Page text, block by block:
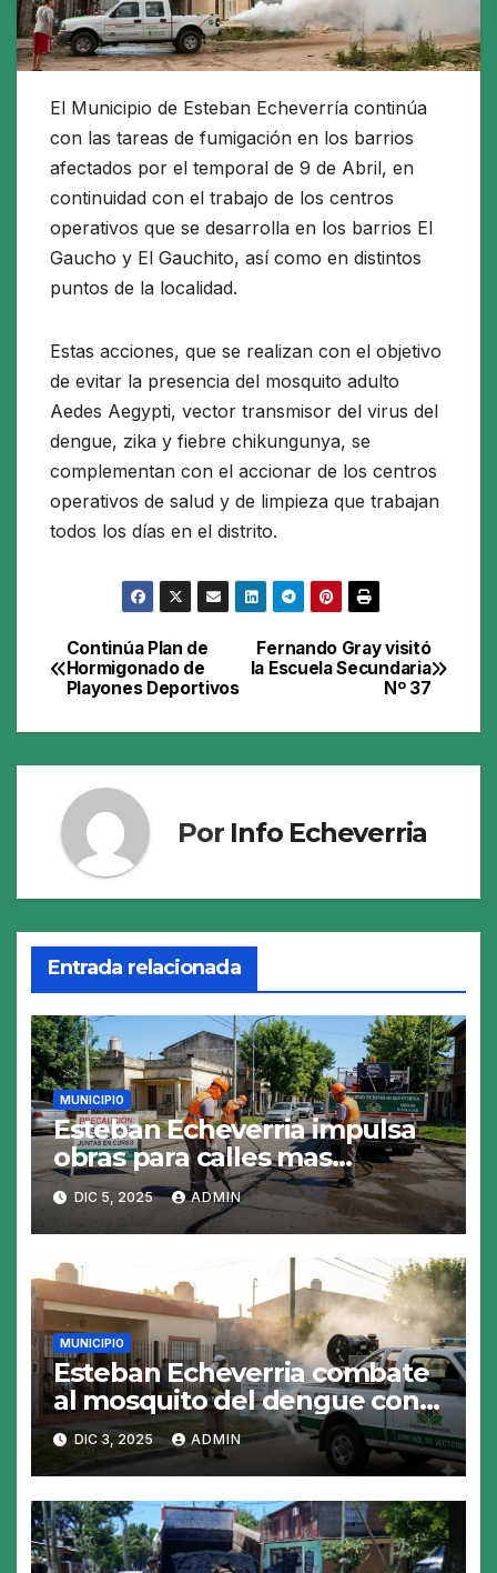
El Municipio de Esteban Echeverría continúa
con las tareas de fumigación en los barrios
afectados por el temporal de 9 de Abril, en
continuidad con el trabajo de los centros
operativos que se desarrolla en los barrios El
Gaucho y El Gauchito, así como en distintos
puntos de la localidad.
Estas acciones, que se realizan con el objetivo
de evitar la presencia del mosquito adulto
Aedes Aegypti, vector transmisor del virus del
dengue, zika y fiebre chikungunya, se
complementan con el accionar de los centros
operativos de salud y de limpieza que trabajan
todos los días en el distrito.
Navegación
de
Fernando Gray visitó
la Escuela Secundaria
Nº 37
Continúa Plan de
Hormigonado de
Playones Deportivos
Por Info Echeverria
Entrada relacionada
MUNICIPIO
Esteban Echeverria impulsa
obras para calles mas
resistentes y seguras
DIC 5, 2025 ADMIN
MUNICIPIO
Esteban Echeverria combate
al mosquito del dengue con
fumigacion
DIC 3, 2025 ADMIN